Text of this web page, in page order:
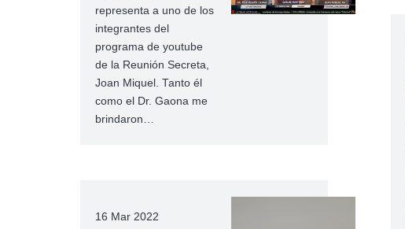
representa a uno de los
integrantes del
programa de youtube
de la Reunión Secreta,
Joan Miquel. Tanto él
como el Dr. Gaona me
brindaron…
16 Mar 2022